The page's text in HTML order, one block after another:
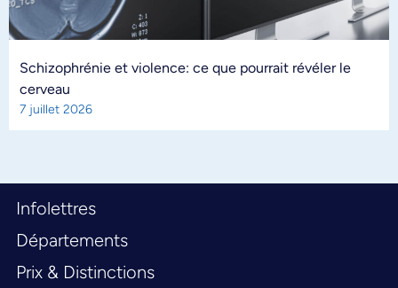
Schizophrénie et violence: ce que pourrait révéler le
cerveau
7 juillet 2026
Infolettres
Départements
Prix & Distinctions